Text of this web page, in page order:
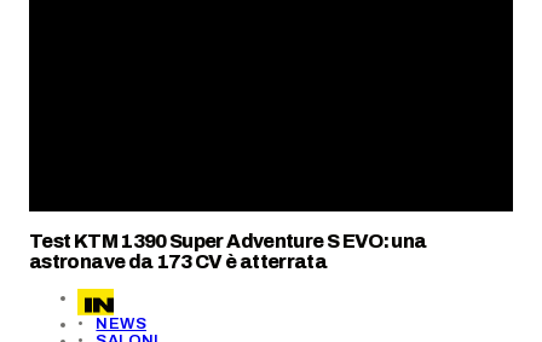
Test KTM 1390 Super Adventure S EVO: una
astronave da 173 CV è atterrata
NEWS